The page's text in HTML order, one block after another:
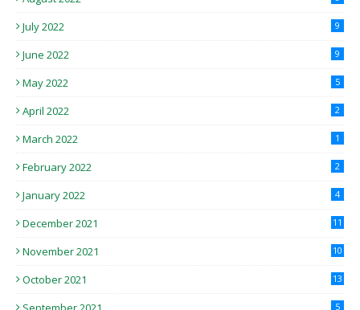
July 2022 9
June 2022 9
May 2022 5
April 2022 2
March 2022 1
February 2022 2
January 2022 4
December 2021 11
November 2021 10
October 2021 13
5